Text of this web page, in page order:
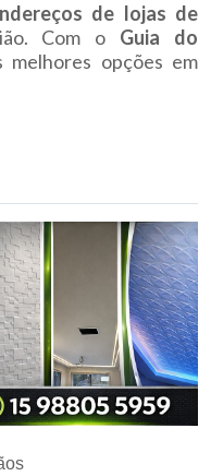
de lojas de
Com o Guia do
melhores opções em